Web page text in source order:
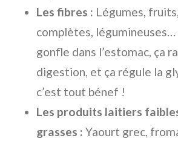
Les fibres : Légumes,
complètes, légumineuses…
gonfle dans l’estomac, ça
digestion, et ça régule la
c’est tout bénef !
Les produits laitiers
grasses : Yaourt grec,